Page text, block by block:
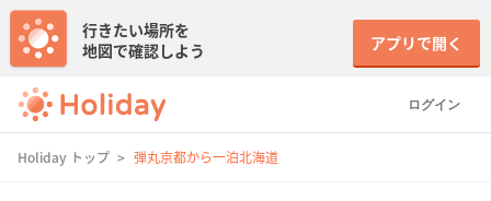
ログイン
行きたい場所を
地図で確認しよう
アプリで開く
Holiday トップ 弾丸京都から一泊北海道